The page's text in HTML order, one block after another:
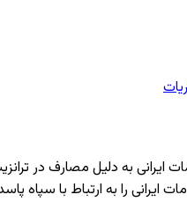
ایرانی به دلیل مصارف در
ایرانی را به ارتباط با